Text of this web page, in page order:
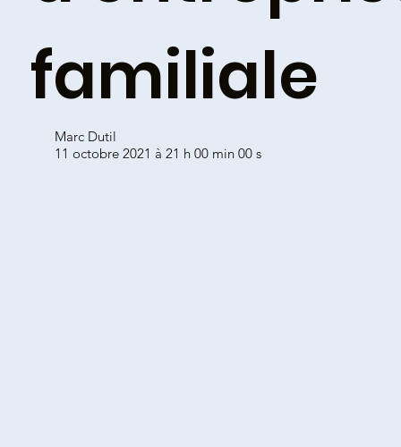
familiale
Marc Dutil
11 octobre 2021 à 21 h 00 min 00 s